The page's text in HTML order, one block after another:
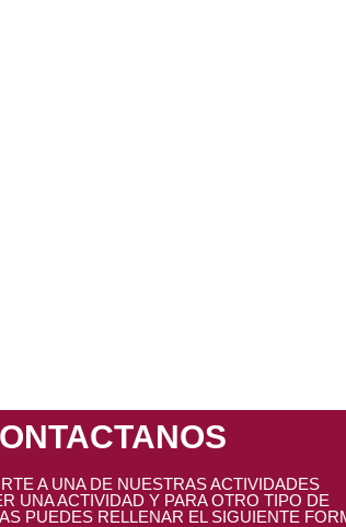
A UNA DE NUESTRAS ACTIVIDADES
UNA ACTIVIDAD Y PARA OTRO TIPO DE
PUEDES RELLENAR EL SIGUIENTE